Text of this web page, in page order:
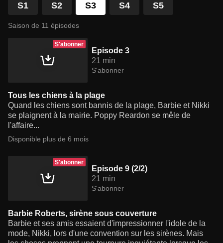
S1 S2 S3 S4 S5
Saison de 11 épisodes
S'abonner
Episode 3
21 min
S'abonner
Tous les chiens à la plage
Quand les chiens sont bannis de la plage, Barbie et Nikki
se plaignent à la mairie. Poppy Reardon se mêle de
l'affaire...
Disponible plus de 6 mois
S'abonner
Episode 9 (2/2)
21 min
S'abonner
Barbie Roberts, sirène sous couverture
Barbie et ses amis essaient d'impressionner l'idole de la
mode, Nikki, lors d'une convention sur les sirènes. Mais